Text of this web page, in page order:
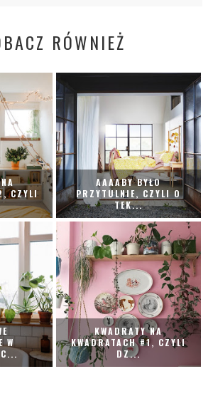
RÓWNIEŻ
CZYLI
AAAABY BYŁO
PRZYTULNIE, CZYLI O
TEK...
W
KWADRATY NA
KWADRATACH #1, CZYLI
DZ...